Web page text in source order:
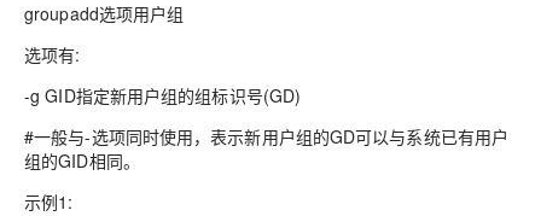
groupadd选项用户组
选项有:
-g GID指定新用户组的组标识号(GD)
#一般与-选项同时使用，表示新用户组的GD可以与系统已有用户
组的GID相同。
示例1: